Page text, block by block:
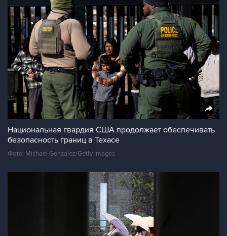
Национальная гвардия США продолжает обеспечивать
безопасность границ в Техасе
Фото: Michael Gonzalez/Getty Images